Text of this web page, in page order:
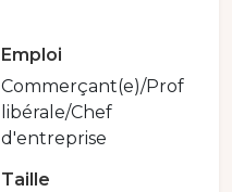
Emploi
Commerçant(e)/Prof
libérale/Chef
d'entreprise
Taille